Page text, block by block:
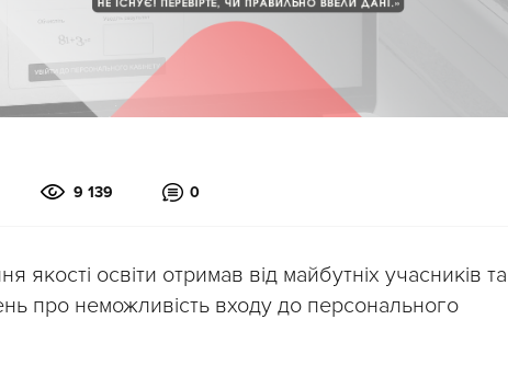
9 139 0
якості освіти отримав від майбутніх учасників та
про неможливість входу до персонального